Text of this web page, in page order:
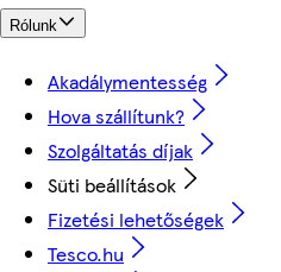
Rólunk
Akadálymentesség
Hova szállítunk?
Szolgáltatás díjak
Süti beállítások
Fizetési lehetőségek
Tesco.hu